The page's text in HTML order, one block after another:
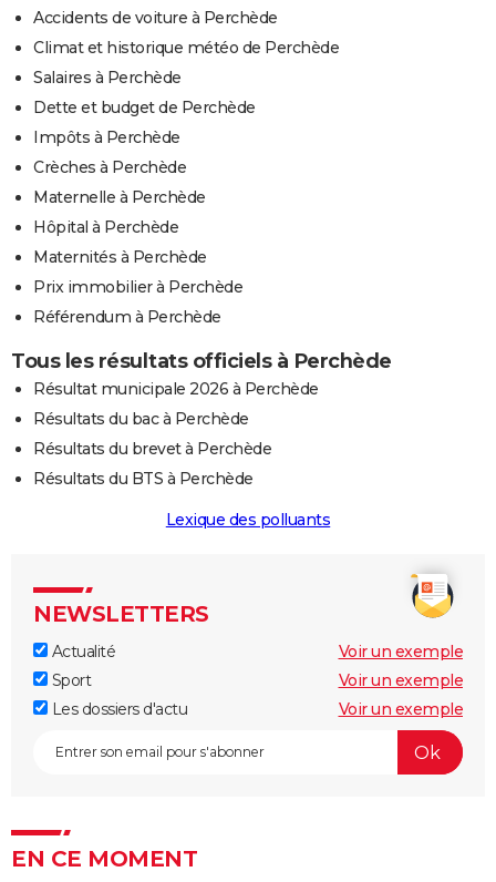
Accidents de voiture à Perchède
Climat et historique météo de Perchède
Salaires à Perchède
Dette et budget de Perchède
Impôts à Perchède
Crèches à Perchède
Maternelle à Perchède
Hôpital à Perchède
Maternités à Perchède
Prix immobilier à Perchède
Référendum à Perchède
Tous les résultats officiels à Perchède
Résultat municipale 2026 à Perchède
Résultats du bac à Perchède
Résultats du brevet à Perchède
Résultats du BTS à Perchède
Lexique des polluants
NEWSLETTERS
Actualité
Voir un exemple
Sport
Voir un exemple
Les dossiers d'actu
Voir un exemple
EN CE MOMENT